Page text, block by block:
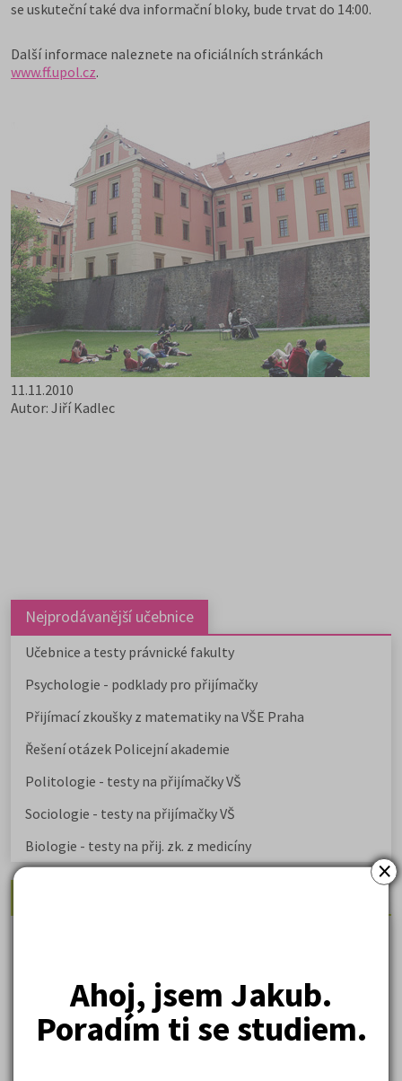
×
Ahoj, jsem Jakub.
Poradím ti se studiem.
se uskuteční také dva informační bloky, bude trvat do 14:00.
Další informace naleznete na oficiálních stránkách
www.ff.upol.cz.
11.11.2010
Autor: Jiří Kadlec
Nejprodávanější učebnice
Učebnice a testy právnické fakulty
Psychologie - podklady pro přijímačky
Přijímací zkoušky z matematiky na VŠE Praha
Řešení otázek Policejní akademie
Politologie - testy na přijímačky VŠ
Sociologie - testy na přijímačky VŠ
Biologie - testy na přij. zk. z medicíny
Lékařské fakulty, farmacie
Společenské a human. vědy